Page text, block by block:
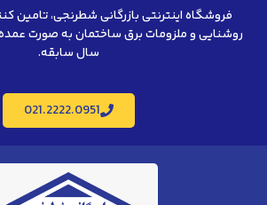
فروشگاه اینترنتی بازرگانی شطرنجی، تامین
سال سابقه.
021.2222.0951